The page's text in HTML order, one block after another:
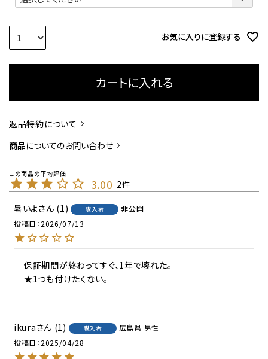
お気に入りに登録する
カートに入れる
返品特約について
商品についてのお問い合わせ
3.00 2
暑いよ
1 購入者
非公開
投稿日 2026/07/13
保証期間が終わってすぐ、1年で壊れた。
★1つも付けたくない。
ikura 1 購入者 広島県 男性
投稿日 2025/04/28